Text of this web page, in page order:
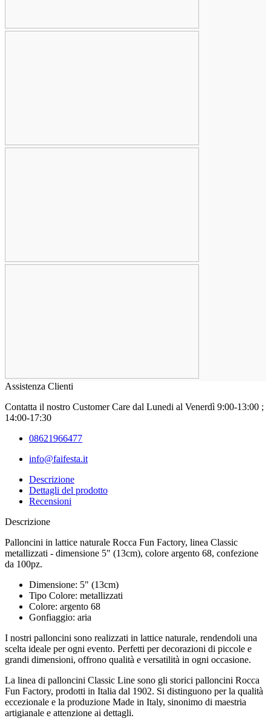
Assistenza Clienti
Contatta il nostro Customer Care dal Lunedi al Venerdì 9:00-13:00 ;
14:00-17:30
08621966477
info@faifesta.it
Descrizione
Dettagli del prodotto
Recensioni
Descrizione
Palloncini in lattice naturale Rocca Fun Factory, linea Classic
metallizzati - dimensione 5" (13cm), colore argento 68, confezione
da 100pz.
Dimensione: 5" (13cm)
Tipo Colore: metallizzati
Colore: argento 68
Gonfiaggio: aria
I nostri palloncini sono realizzati in lattice naturale, rendendoli una
scelta ideale per ogni evento. Perfetti per decorazioni di piccole e
grandi dimensioni, offrono qualità e versatilità in ogni occasione.
La linea di palloncini Classic Line sono gli storici palloncini Rocca
Fun Factory, prodotti in Italia dal 1902. Si distinguono per la qualità
eccezionale e la produzione Made in Italy, sinonimo di maestria
artigianale e attenzione ai dettagli.